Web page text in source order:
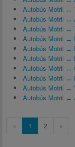
Autobús Motril ↔
Autobús Motril ↔
Autobús Motril ↔
Autobús Motril ↔
Autobús Motril ↔
Autobús Motril ↔
Autobús Motril ↔
Autobús Motril ↔
Autobús Motril ↔
Autobús Motril ↔
« 1 2 »